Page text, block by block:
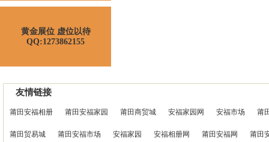
黄金展位 虚位以待
QQ:1273862155
友情链接
莆田安福相册 莆田安福家园 莆田商贸城 安福家园网 安福市场 莆
莆田贸易城 莆田安福市场 安福家园 安福相册网 莆田安福网 莆田